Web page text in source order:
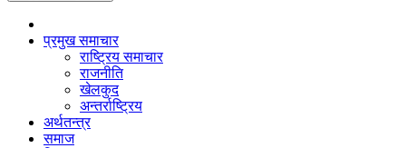
प्रमुख समाचार
राष्ट्रिय समाचार
राजनीति
खेलकुद
अन्तर्राष्ट्रिय
अर्थतन्त्र
समाज